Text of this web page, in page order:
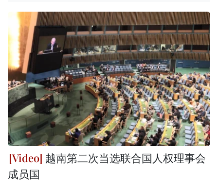
越南第二次当选联合国人权理事会
成员国